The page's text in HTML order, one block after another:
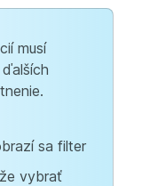
musí
sa filter
vybrať